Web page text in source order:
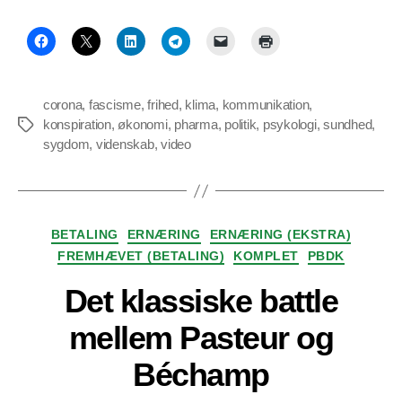
Tags
corona, fascisme,frihed, klima, kommunikation,
konspiration, økonomi, pharma, politik, psykologi,sundhed,
sygdom, videnskab,video
Kategorier
BETALING ERNÆRING
ERNÆRING (EKSTRA)
FREMHÆVET (BETALING)
KOMPLET PBDK
Det klassiske battle
mellem Pasteur og
Béchamp